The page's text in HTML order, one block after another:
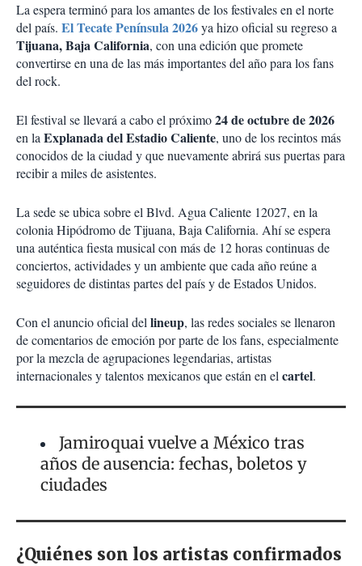
La espera terminó para los amantes de los festivales en el norte
del país. El Tecate Península 2026ya hizo oficial su regreso a
Tijuana, Baja California, con una edición que promete
convertirse en una de las más importantes del año para los fans
del rock.
El festival se llevará a cabo el próximo24 de octubre de 2026
en laExplanada del Estadio Caliente, uno de los recintos más
conocidos de la ciudad y que nuevamente abrirá sus puertas para
recibir a miles de asistentes.
La sede se ubica sobre el Blvd. Agua Caliente 12027, en la
colonia Hipódromo de Tijuana, Baja California. Ahí se espera
una auténtica fiesta musical con más de 12 horas continuas de
conciertos, actividades y un ambiente que cada año reúne a
seguidores de distintas partes del país y de Estados Unidos.
Con el anuncio oficial dellineup, las redes sociales se llenaron
de comentarios de emoción por parte de los fans, especialmente
por la mezcla de agrupaciones legendarias, artistas
internacionales y talentos mexicanos que están en elcartel.
Jamiroquai vuelve a México tras
años de ausencia: fechas, boletos y
ciudades
¿Quiénes son los artistas confirmados